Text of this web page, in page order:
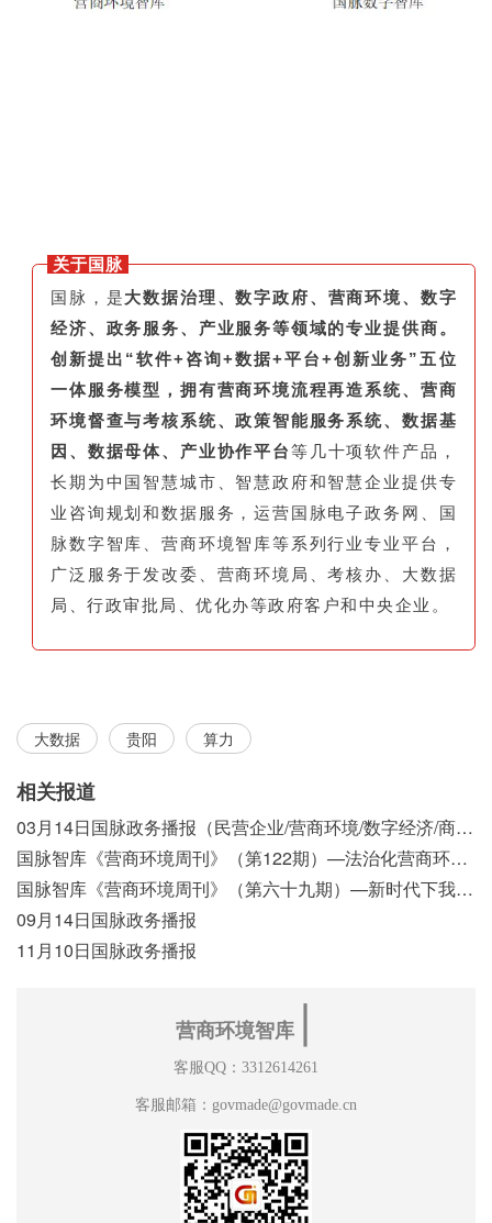
关于国脉
国脉，是大数据治理、数字政府、营商环境、数字
经济、政务服务、产业服务等领域的专业提供商。
创新提出“软件+咨询+数据+平台+创新业务”五位
一体服务模型，拥有营商环境流程再造系统、营商
环境督查与考核系统、政策智能服务系统、数据基
因、数据母体、产业协作平台等几十项软件产品，
长期为中国智慧城市、智慧政府和智慧企业提供专
业咨询规划和数据服务，运营国脉电子政务网、国
脉数字智库、营商环境智库等系列行业专业平台，
广泛服务于发改委、营商环境局、考核办、大数据
局、行政审批局、优化办等政府客户和中央企业。
大数据 贵阳 算力
相关报道
03月14日国脉政务播报（民营企业/营商环境/数字经济/商事制度改革）
国脉智库《营商环境周刊》（第122期）—法治化营商环境视域下我国行政执法公示制度浅析
国脉智库《营商环境周刊》（第六十九期）—新时代下我国营商环境标准体系构建初探
09月14日国脉政务播报
11月10日国脉政务播报
营商环境智库
客服QQ：3312614261
客服邮箱：govmade@govmade.cn